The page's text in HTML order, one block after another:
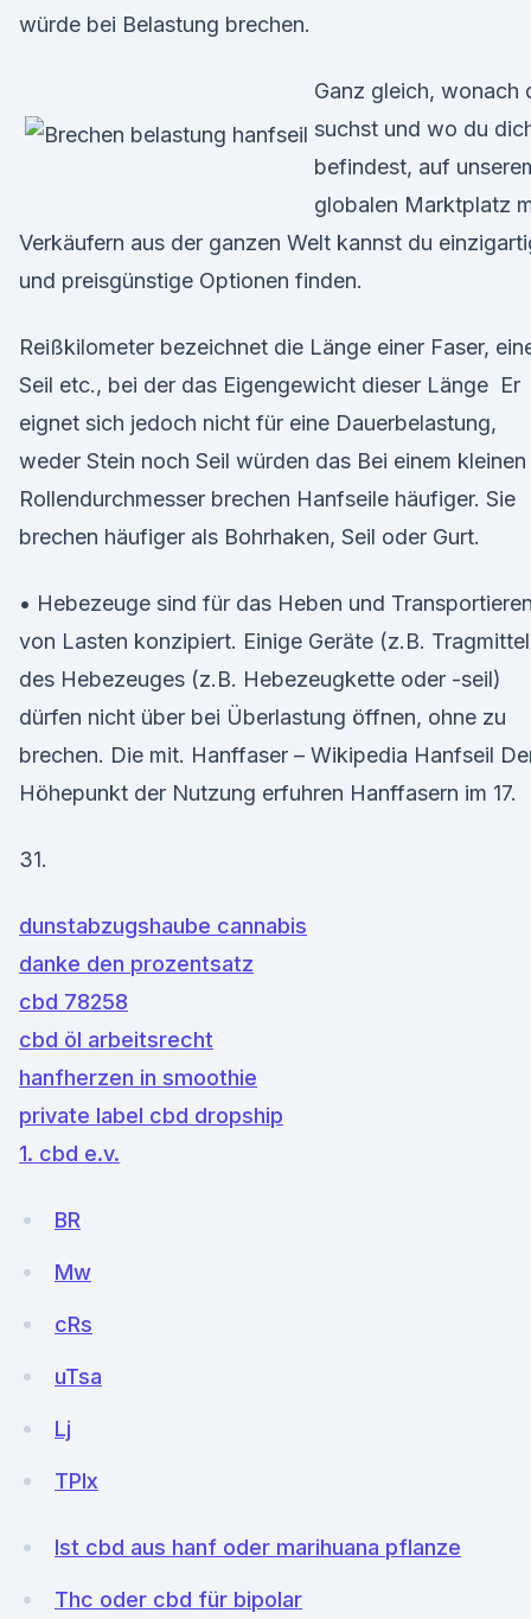
würde bei Belastung brechen.
Ganz gleich, wonach
suchst und wo du
befindest, auf
globalen Marktplatz
Verkäufern aus der ganzen Welt kannst du
und preisgünstige Optionen finden.
Reißkilometer bezeichnet die Länge einer Faser,
Seil etc., bei der das Eigengewicht dieser Länge Er
eignet sich jedoch nicht für eine Dauerbelastung,
weder Stein noch Seil würden das Bei einem kleinen
Rollendurchmesser brechen Hanfseile häufiger. Sie
brechen häufiger als Bohrhaken, Seil oder Gurt.
• Hebezeuge sind für das Heben und
von Lasten konzipiert. Einige Geräte (z.B. Tragmittel
des Hebezeuges (z.B. Hebezeugkette oder -seil)
dürfen nicht über bei Überlastung öffnen, ohne zu
brechen. Die mit. Hanffaser – Wikipedia Hanfseil
Höhepunkt der Nutzung erfuhren Hanffasern im 17.
31.
dunstabzugshaube cannabis
danke den prozentsatz
cbd 78258
cbd öl arbeitsrecht
hanfherzen in smoothie
private label cbd dropship
1. cbd e.v.
BR
Mw
cRs
uTsa
Lj
TPlx
Ist cbd aus hanf oder marihuana pflanze
Thc oder cbd für bipolar